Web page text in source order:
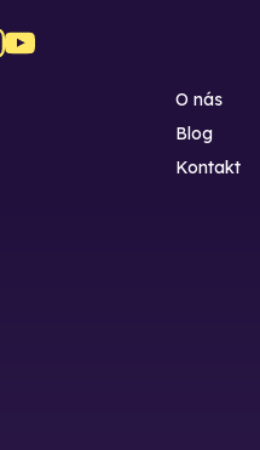
O nás
Blog
Kontakt